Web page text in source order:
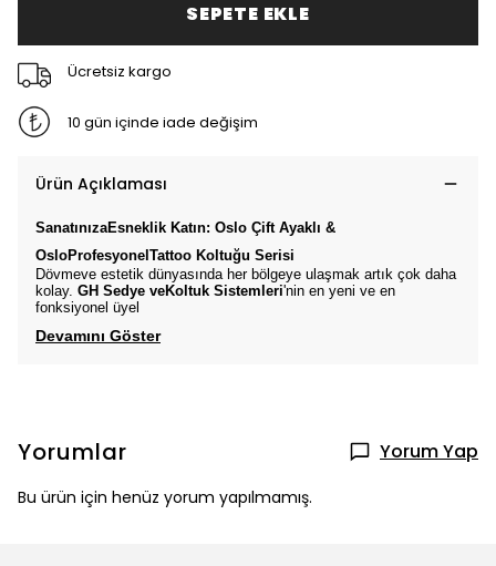
SEPETE EKLE
Ücretsiz kargo
10 gün içinde iade değişim
Ürün Açıklaması
SanatınızaEsneklik Katın: Oslo Çift Ayaklı &
OsloProfesyonel Tattoo Koltuğu Serisi
Dövmeve estetik dünyasında her bölgeye ulaşmak artık çok daha
kolay. GH Sedye veKoltuk Sistemleri'nin en yeni ve en
fonksiyonel üyel
Devamını Göster
Yorumlar Yorum Yap
Bu ürün için henüz yorum yapılmamış.